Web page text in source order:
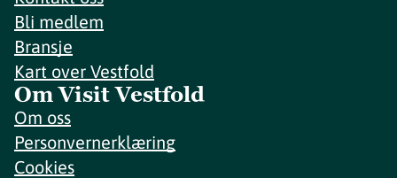
Bli medlem
Bransje
Kart over Vestfold
Om Visit Vestfold
Om oss
Personvernerklæring
Cookies